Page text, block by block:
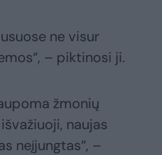
ne visur
– piktinosi ji.
žmonių
naujas
neįjungtas“, –